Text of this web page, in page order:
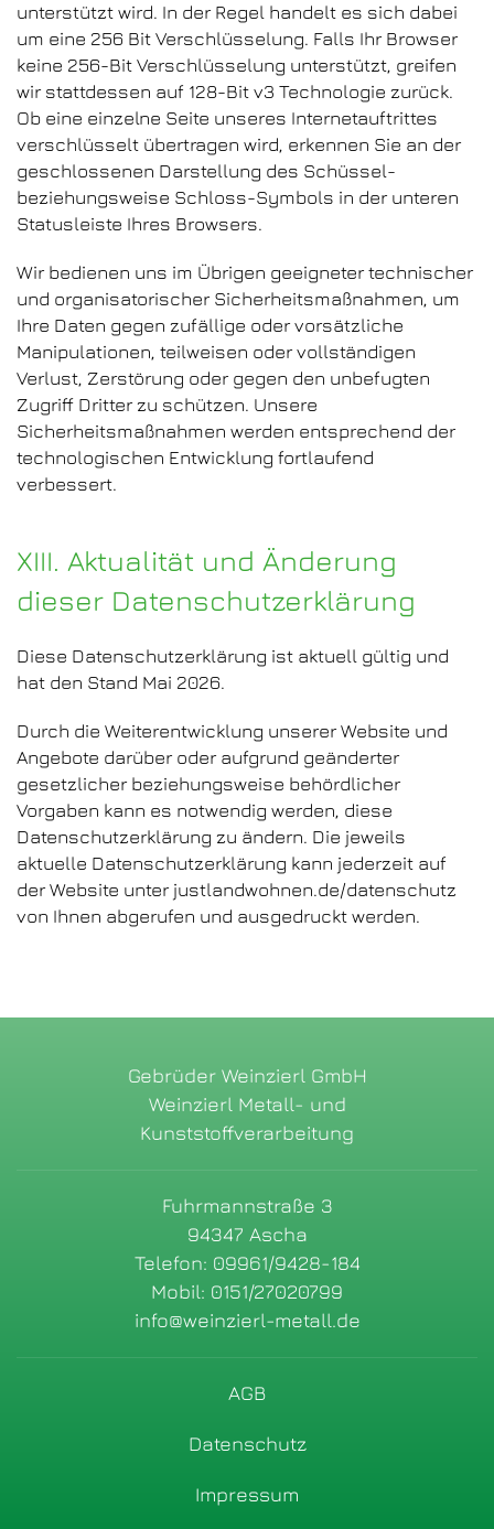
unterstützt wird. In der Regel handelt es sich dabei
um eine 256 Bit Verschlüsselung. Falls Ihr Browser
keine 256-Bit Verschlüsselung unterstützt, greifen
wir stattdessen auf 128-Bit v3 Technologie zurück.
Ob eine einzelne Seite unseres Internetauftrittes
verschlüsselt übertragen wird, erkennen Sie an der
geschlossenen Darstellung des Schüssel-
beziehungsweise Schloss-Symbols in der unteren
Statusleiste Ihres Browsers.
Wir bedienen uns im Übrigen geeigneter technischer
und organisatorischer Sicherheitsmaßnahmen, um
Ihre Daten gegen zufällige oder vorsätzliche
Manipulationen, teilweisen oder vollständigen
Verlust, Zerstörung oder gegen den unbefugten
Zugriff Dritter zu schützen. Unsere
Sicherheitsmaßnahmen werden entsprechend der
technologischen Entwicklung fortlaufend
verbessert.
XIII. Aktualität und Änderung
dieser Datenschutzerklärung
Diese Datenschutzerklärung ist aktuell gültig und
hat den Stand Mai 2026.
Durch die Weiterentwicklung unserer Website und
Angebote darüber oder aufgrund geänderter
gesetzlicher beziehungsweise behördlicher
Vorgaben kann es notwendig werden, diese
Datenschutzerklärung zu ändern. Die jeweils
aktuelle Datenschutzerklärung kann jederzeit auf
der Website unter justlandwohnen.de/datenschutz
von Ihnen abgerufen und ausgedruckt werden.
Gebrüder Weinzierl GmbH
Weinzierl Metall- und
Kunststoffverarbeitung
Fuhrmannstraße 3
94347 Ascha
Telefon: 09961/9428-184
Mobil: 0151/27020799
info@weinzierl-metall.de
AGB
Datenschutz
Impressum